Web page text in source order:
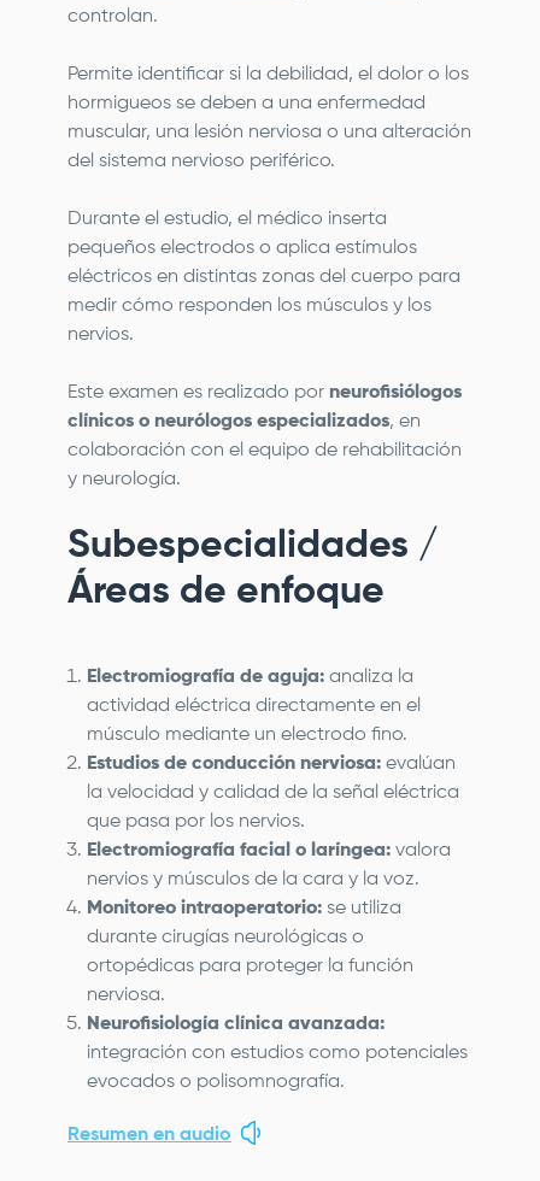
controlan.
Permite identificar si la debilidad, el dolor o los
hormigueos se deben a una enfermedad
muscular, una lesión nerviosa o una alteración
del sistema nervioso periférico.
Durante el estudio, el médico inserta
pequeños electrodos o aplica estímulos
eléctricos en distintas zonas del cuerpo para
medir cómo responden los músculos y los
nervios.
Este examen es realizado por neurofisiólogos
clínicos o neurólogos especializados, en
colaboración con el equipo de rehabilitación
y neurología.
Subespecialidades /
Áreas de enfoque
Electromiografía de aguja: analiza la
actividad eléctrica directamente en el
músculo mediante un electrodo fino.
Estudios de conducción nerviosa: evalúan
la velocidad y calidad de la señal eléctrica
que pasa por los nervios.
Electromiografía facial o laríngea: valora
nervios y músculos de la cara y la voz.
Monitoreo intraoperatorio: se utiliza
durante cirugías neurológicas o
ortopédicas para proteger la función
nerviosa.
Neurofisiología clínica avanzada:
integración con estudios como potenciales
evocados o polisomnografía.
Resumen en audio